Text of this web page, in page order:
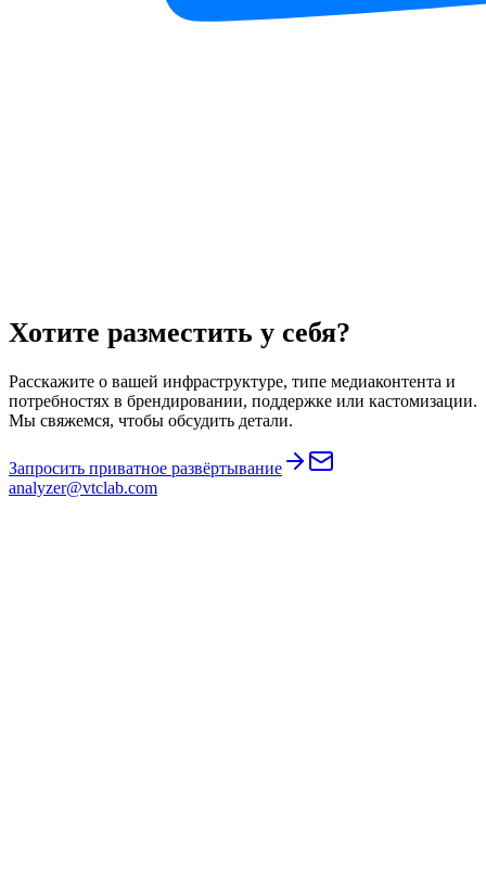
Хотите разместить у себя?
Расскажите о вашей инфраструктуре, типе медиаконтента и
потребностях в брендировании, поддержке или кастомизации.
Мы свяжемся, чтобы обсудить детали.
Запросить приватное развёртывание
analyzer@vtclab.com